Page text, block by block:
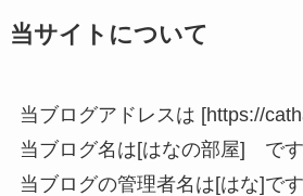
当サイトについて
当ブログアドレスは [https://
当ブログ名は[はなの部屋] です
当ブログの管理者名は[はな]です